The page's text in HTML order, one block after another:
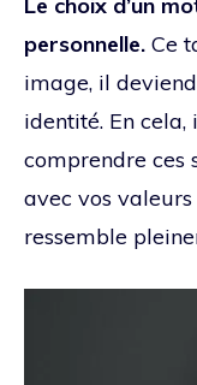
personnelle. Ce
image, il
identité. En
comprendre ces
avec vos
ressemble